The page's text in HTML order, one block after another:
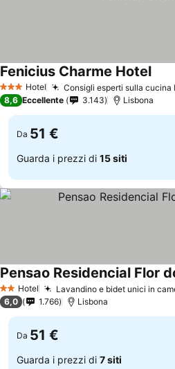
3 StelleHotel Consigli esperti sulla cucina
Fenicius Charme Hotel
8,6 Eccellente 3.143 Lisbona
Da 51 €
Guarda i prezzi di 15 siti
2 StelleHotel Lavandino e bidet unici in
Pensao Residencial Flor
6,0 1.766 Lisbona
Da 51 €
Guarda i prezzi di 7 siti